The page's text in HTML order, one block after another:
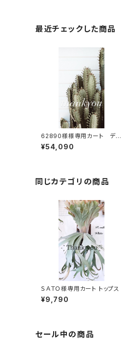
最近チェックした商品
62890様様専用カート デニ
ム
¥54,090
同じカテゴリの商品
ＳＡＴＯ様専用カート トップス
¥9,790
セール中の商品